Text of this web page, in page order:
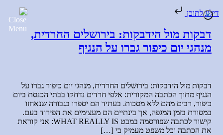
דילוג לתוכן
דבקות מול הידבקות: בירושלים החרדית,
מנהגי יום כיפור גברו על הנגיף
דבקות מול הידבקות: בירושלים החרדית, מנהגי יום כיפור גברו על
הנגיף מתוך הכתבה המקורית: אלפי חרדים נדחקו בבתי הכנסת ביום
כיפור, רבים מהם ללא מסכות. בעתיד הם יספרו בגבורה שנאחזו
במסורת בזמן המגפה, אך בינתיים הם מעצימים את הפירוד בעם.
קישור לכתבה שפורסמה במבט WHAT REALLY IS: אני קוראת
את הכתבה וכל משפט מעמיק בי […]